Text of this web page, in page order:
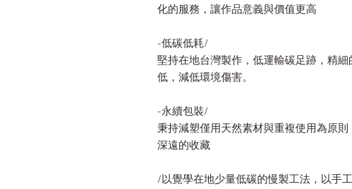
化的服務，讓作品意義與價值更高
-低碳低耗/
堅持在地台灣製作，低運輸碳足跡，精
低，減低環境傷害。
-永續包裝/
秉持減塑僅用天然素材與重複使用為原
深遠的收藏
/以覺學在地少量低碳的慢製工法，以手